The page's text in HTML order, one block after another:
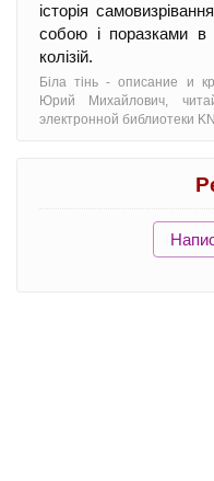
історія
собою і поразками в
колізій.
Бiла тiнь - oписание и
Юрий Михайлович,
электронной библиотеки